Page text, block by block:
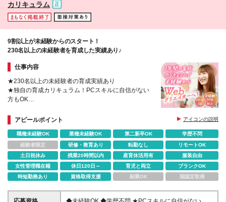
カリキュラム
9割以上が未経験からのスタート！
230名以上の未経験者を育成した実績あり♪
仕事内容
★230名以上の未経験者の育成実績あり
★独自の育成カリキュラム！PCスキルに自信がない
方もOK
★平均年齢29.8歳！若手が多数活躍
★5連休以上もOK
★産育休復帰率9割以上
アピールポイント アイコンの説明
職種未経験OK 業種未経験OK 第二新卒OK
学歴不問
経験者限定
研修・教育あり 転勤なし
リモートOK
土日祝休み
残業20時間以内 産育休活用有
服装自由
女性管理職在籍
休日120日～ 育児と両立
ブランクOK
時短勤務あり
資格取得支援 副業OK 国認定取得